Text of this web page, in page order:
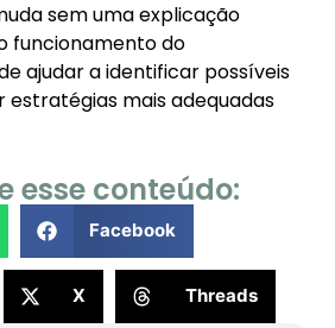
sem uma explicação
funcionamento do
ajudar a identificar possíveis
estratégias mais adequadas
esse conteúdo:
Facebook
X Threads